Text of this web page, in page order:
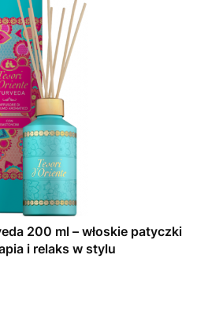
200 ml – włoskie patyczki
i relaks w stylu